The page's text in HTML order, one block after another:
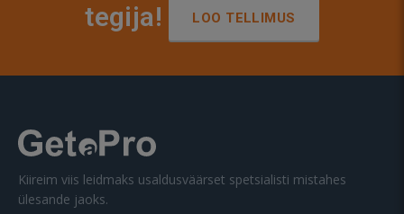
tegija!
LOO TELLIMUS
Kiireim viis leidmaks usaldusväärset spetsialisti mistahes
ülesande jaoks.